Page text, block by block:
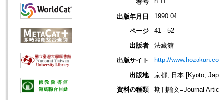
巻号
出版年月日 1990.04
ページ 41 - 52
出版者
法藏館
出版サイト
http://
出版地
京都, 日本 [Kyoto,
資料の種類
期刊論文=Journal